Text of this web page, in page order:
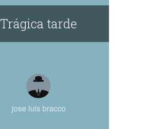
Trágica tarde
jose luis bracco